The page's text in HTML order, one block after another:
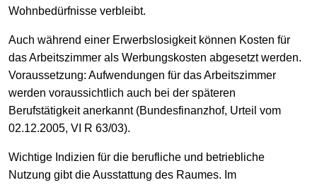
Wohnbedürfnisse verbleibt.
Auch während einer Erwerbslosigkeit können Kosten für
das Arbeitszimmer als Werbungskosten abgesetzt werden.
Voraussetzung: Aufwendungen für das Arbeitszimmer
werden voraussichtlich auch bei der späteren
Berufstätigkeit anerkannt (Bundesfinanzhof, Urteil vom
02.12.2005, VI R 63/03).
Wichtige Indizien für die berufliche und betriebliche
Nutzung gibt die Ausstattung des Raumes. Im